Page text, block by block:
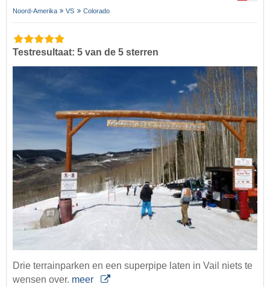
Noord-Amerika VS Colorado
Testresultaat: 5 van de 5 sterren
Drie terrainparken en een superpipe laten in Vail niets te
wensen over. meer